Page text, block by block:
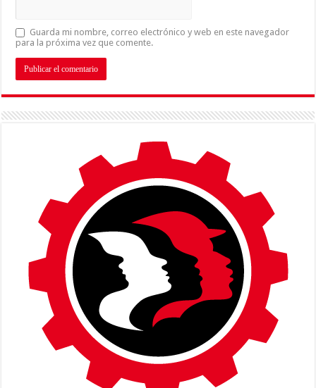
Guarda mi nombre, correo electrónico y web en este navegador
para la próxima vez que comente.